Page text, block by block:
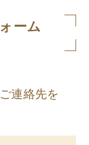
ーム
連絡先を